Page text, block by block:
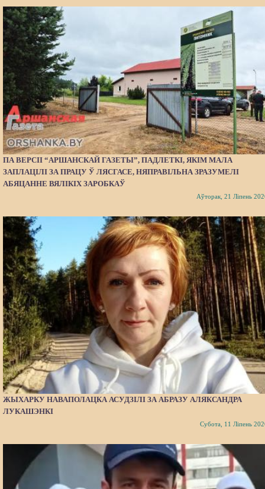
ПА ВЕРСІІ “АРШАНСКАЙ ГАЗЕТЫ”, ПАДЛЕТКІ, ЯКІМ МАЛА
ЗАПЛАЦІЛІ ЗА ПРАЦУ Ў ЛЯСГАСЕ, НЯПРАВІЛЬНА ЗРАЗУМЕЛІ
АБЯЦАННЕ ВЯЛІКІХ ЗАРОБКАЎ
Аўторак, 21 Ліпень
ЖЫХАРКУ НАВАПОЛАЦКА АСУДЗІЛІ ЗА АБРАЗУ АЛЯКСАНДРА
ЛУКАШЭНКІ
Субота, 11 Ліпень